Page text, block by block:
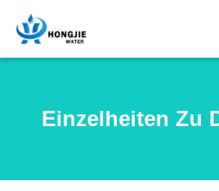
Einzelheiten Zu